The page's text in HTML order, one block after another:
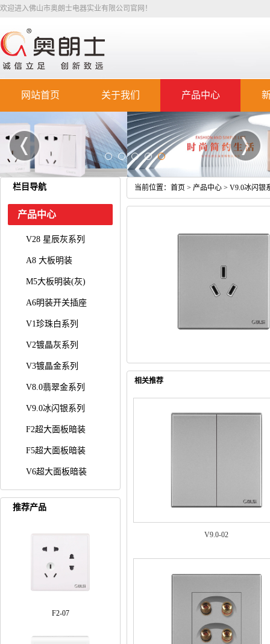
欢迎进入佛山市奥朗士电器实业有限公司官网！
网站首页 关于我们 产品中心
栏目导航
产品中心
V28 星辰灰系列
A8 大板明装
M5大板明装(灰)
A6明装开关插座
V1珍珠白系列
V2镀晶灰系列
V3镀晶金系列
V8.0翡翠金系列
V9.0冰闪银系列
F2超大面板暗装
F5超大面板暗装
V6超大面板暗装
推荐产品
F2-07
当前位置： 首页 > 产品中心 > V9.0冰闪银
相关推荐
V9.0-02